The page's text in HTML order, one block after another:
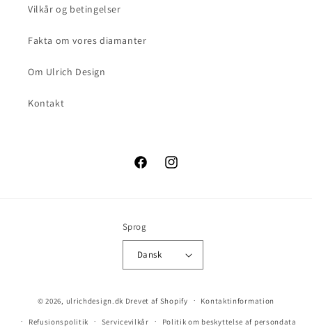
Vilkår og betingelser
Fakta om vores diamanter
Om Ulrich Design
Kontakt
FacebookInstagram
Sprog
Dansk
© 2026, ulrichdesign.dk Drevet af Shopify Kontaktinformation
Refusionspolitik Servicevilkår Politik om beskyttelse af persondata